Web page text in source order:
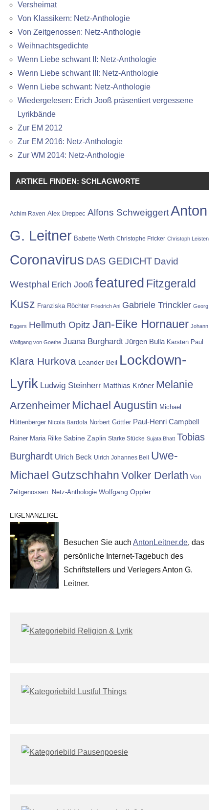
Versheimat
Von Klassikern: Netz-Anthologie
Von Zeitgenossen: Netz-Anthologie
Weihnachtsgedichte
Wenn Liebe schwant II: Netz-Anthologie
Wenn Liebe schwant III: Netz-Anthologie
Wenn Liebe schwant: Netz-Anthologie
Wiedergelesen: Erich Jooß präsentiert vergessene
Lyrikbände
Zur EM 2012
Zur EM 2016: Netz-Anthologie
Zur WM 2014: Netz-Anthologie
ARTIKEL FINDEN: SCHLAGWORTE
Achim Raven Alex Dreppec Alfons SchweiggertAnton
G. Leitner Babette Werth Christophe Fricker Christoph Leisten
Coronavirus DAS GEDICHT David
Westphal Erich Jooß featured Fitzgerald
Kusz Franziska Röchter Friedrich Ani Gabriele Trinckler Georg
Eggers Hellmuth Opitz Jan-Eike Hornauer Johann
Wolfgang von Goethe Juana Burghardt Jürgen Bulla Karsten Paul
Klara Hurkova Leander Beil Lockdown-
Lyrik Ludwig Steinherr Matthias Kröner Melanie
Arzenheimer Michael Augustin Michael
Hüttenberger Nicola Bardola Norbert Göttler Paul-Henri Campbell
Rainer Maria Rilke Sabine Zaplin Starke Stücke Sujata Bhatt Tobias
Burghardt Ulrich Beck Ulrich Johannes Beil Uwe-
Michael Gutzschhahn Volker Derlath Von
Zeitgenossen: Netz-Anthologie Wolfgang Oppler
EIGENANZEIGE
Besuchen Sie auch AntonLeitner.de, das
persönliche Internet-Tagebuch des
Schriftstellers und Verlegers Anton G.
Leitner.